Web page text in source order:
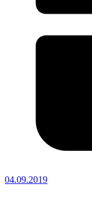
04.09.2019